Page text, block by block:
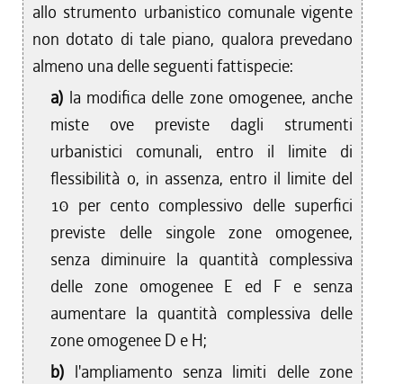
allo strumento urbanistico comunale vigente
non dotato di tale piano, qualora prevedano
almeno una delle seguenti fattispecie:
a) la modifica delle zone omogenee, anche
miste ove previste dagli strumenti
urbanistici comunali, entro il limite di
flessibilità o, in assenza, entro il limite del
10 per cento complessivo delle superfici
previste delle singole zone omogenee,
senza diminuire la quantità complessiva
delle zone omogenee E ed F e senza
aumentare la quantità complessiva delle
zone omogenee D e H;
b) l'ampliamento senza limiti delle zone